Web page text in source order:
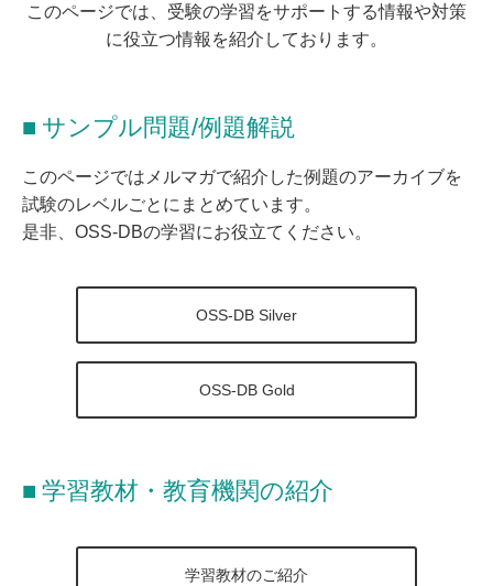
このページでは、受験の学習をサポートする情報や対策
に役立つ情報を紹介しております。
サンプル問題/例題解説
このページではメルマガで紹介した例題のアーカイブを
試験のレベルごとにまとめています。
是非、OSS-DBの学習にお役立てください。
OSS-DB Silver
OSS-DB Gold
学習教材・教育機関の紹介
学習教材のご紹介